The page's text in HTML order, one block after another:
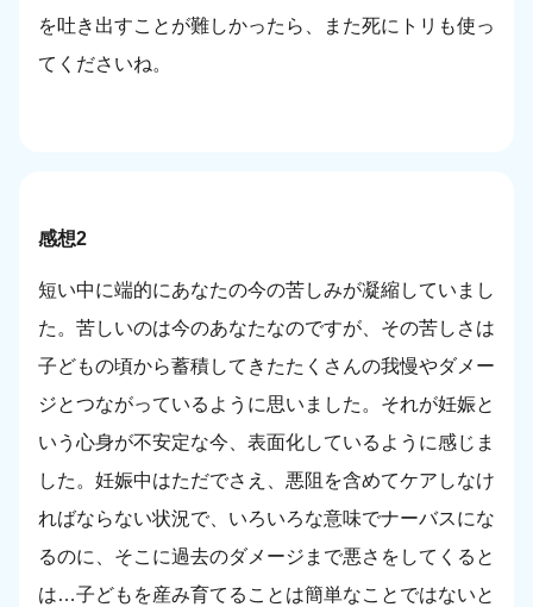
を吐き出すことが難しかったら、また死にトリも使っ
てくださいね。
感想2
短い中に端的にあなたの今の苦しみが凝縮していまし
た。苦しいのは今のあなたなのですが、その苦しさは
子どもの頃から蓄積してきたたくさんの我慢やダメー
ジとつながっているように思いました。それが妊娠と
いう心身が不安定な今、表面化しているように感じま
した。妊娠中はただでさえ、悪阻を含めてケアしなけ
ればならない状況で、いろいろな意味でナーバスにな
るのに、そこに過去のダメージまで悪さをしてくると
は…子どもを産み育てることは簡単なことではないと